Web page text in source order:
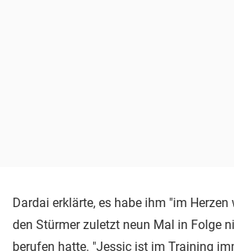
Dardai erklärte, es habe ihm "im Herzen
den Stürmer zuletzt neun Mal in Folge
berufen hatte. "Jessic ist im Training